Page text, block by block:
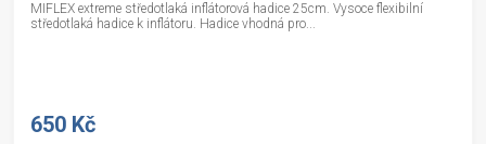
MIFLEX extreme středotlaká inflátorová hadice 25cm. Vysoce flexibilní
středotlaká hadice k inflátoru. Hadice vhodná pro...
650 Kč